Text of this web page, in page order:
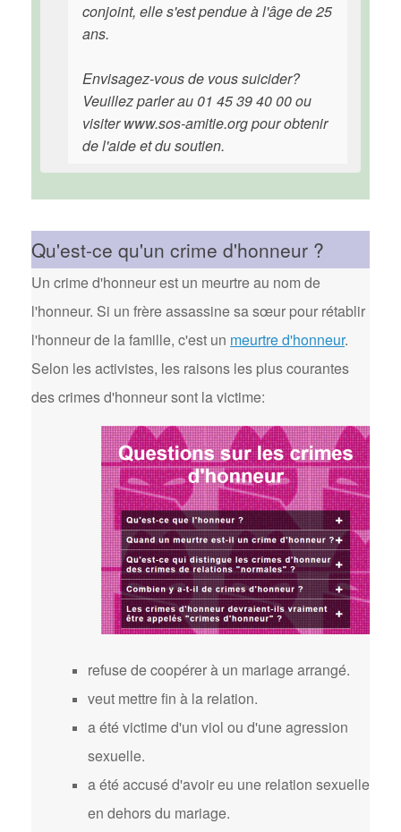
conjoint, elle s'est pendue à l'âge de 25
ans.
Envisagez-vous de vous suicider?
Veuillez parler au 01 45 39 40 00 ou
visiter www.sos-amitie.org pour obtenir
de l'aide et du soutien.
Qu'est-ce qu'un crime d'honneur ?
Un crime d'honneur est un meurtre au nom de
l'honneur. Si un frère assassine sa sœur pour rétablir
l'honneur de la famille, c'est un meurtre d'honneur.
Selon les activistes, les raisons les plus courantes
des crimes d'honneur sont la victime:
refuse de coopérer à un mariage arrangé.
veut mettre fin à la relation.
a été victime d'un viol ou d'une agression
sexuelle.
a été accusé d'avoir eu une relation sexuelle
en dehors du mariage.